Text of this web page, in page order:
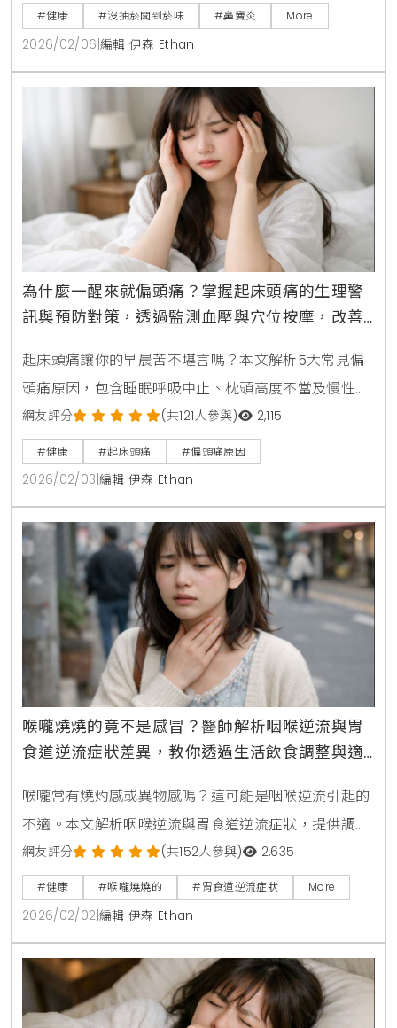
並提醒若症狀持續應儘早就醫，找回清新的呼吸體驗。
#健康 #沒抽菸聞到菸味 #鼻竇炎 More
2026/02/06 編輯 伊森 Ethan
為什麼一醒來就偏頭痛？掌握起床頭痛的生理警
訊與預防對策，透過監測血壓與穴位按摩，改善
慢性高血壓帶來的脹痛感
起床頭痛讓你的早晨苦不堪言嗎？本文解析5大常見偏
頭痛原因，包含睡眠呼吸中止、枕頭高度不當及慢性高
血壓警訊。掌握舒緩頭痛的正確方法，如穴位按摩與營
養補充，並教你辨識必須就醫的危險症狀，全面提升你
的睡眠品質與生活健康。
網友評分 (共121人參與) 2,115
#健康 #起床頭痛 #偏頭痛原因
2026/02/03 編輯 伊森 Ethan
喉嚨燒燒的竟不是感冒？醫師解析咽喉逆流與胃
食道逆流症狀差異，教你透過生活飲食調整與適
當就醫時機改善喉嚨異物感
喉嚨常有燒灼感或異物感嗎？這可能是咽喉逆流引起的
不適。本文解析咽喉逆流與胃食道逆流症狀，提供調整
飲食、改善睡姿等自我照護方法，並提醒您當聲音沙
啞、吞嚥困難持續時，應尋求專業醫師協助，找回健康
的咽喉狀態。
網友評分 (共152人參與) 2,635
#健康 #喉嚨燒燒的 #胃食道逆流症狀 More
2026/02/02 編輯 伊森 Ethan